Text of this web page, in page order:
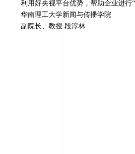
利用好央视平台优势，帮助企业进行
华南理工大学新闻与传播学院
副院长、教授 段淳林